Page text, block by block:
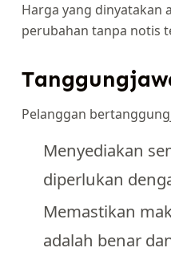
Harga yang dinyatakan
perubahan tanpa notis
Pelanggan
Menyediakan
diperlukan
Memastikan
adalah benar